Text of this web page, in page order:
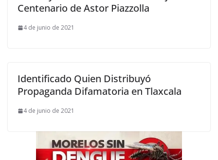
Centenario de Astor Piazzolla
4 de junio de 2021
Identificado Quien Distribuyó
Propaganda Difamatoria en Tlaxcala
4 de junio de 2021